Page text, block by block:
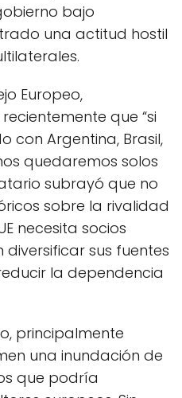
bajo
una actitud hostil
Europeo,
que “si
con Argentina, Brasil,
quedaremos solos
subrayó que no
sobre la rivalidad
necesita socios
sus fuentes
la dependencia
principalmente
una inundación de
que podría